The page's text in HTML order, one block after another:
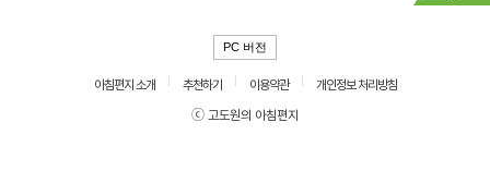
PC 버전
아침편지 소개 추천하기 이용약관
개인정보 처리방침
ⓒ 고도원의 아침편지